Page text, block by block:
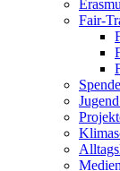
Fair-